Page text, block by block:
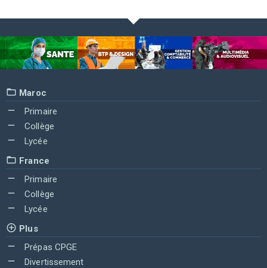
Maroc
Primaire
Collège
Lycée
France
Primaire
Collège
Lycée
Plus
Prépas CPGE
Divertissement